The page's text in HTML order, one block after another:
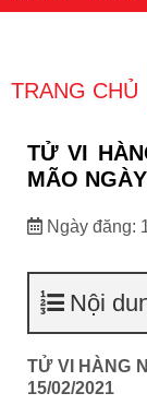
TRANG CHỦ
TỬ VI
MÃO
Ngày đăng:
Nội
TỬ VI HÀNG
15/02/2021